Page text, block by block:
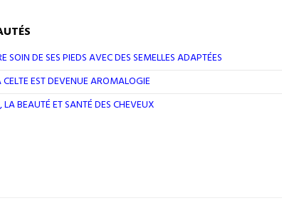
SOIN DE SES PIEDS AVEC DES SEMELLES ADAPTÉES
EST DEVENUE AROMALOGIE
BEAUTÉ ET SANTÉ DES CHEVEUX